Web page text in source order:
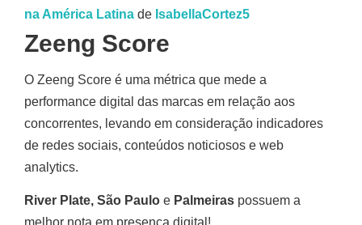
na América Latina de IsabellaCortez5
Zeeng Score
O Zeeng Score é uma métrica que mede a
performance digital das marcas em relação aos
concorrentes, levando em consideração indicadores
de redes sociais, conteúdos noticiosos e web
analytics.
River Plate, São Paulo e Palmeiras possuem a